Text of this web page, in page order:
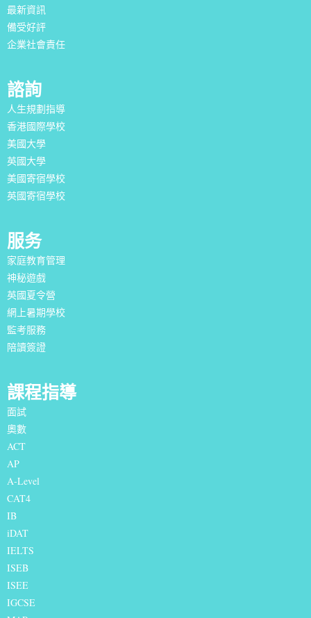
最新資訊
備受好評
企業社會責任
諮詢
人生規劃指導
香港國際學校
美國大學
英國大學
美國寄宿學校
英國寄宿學校
服务
家庭教育管理
神秘遊戲
英國夏令營
網上暑期學校
監考服務
陪讀簽證
課程指導
面試
奧數
ACT
AP
A-Level
CAT4
IB
iDAT
IELTS
ISEB
ISEE
IGCSE